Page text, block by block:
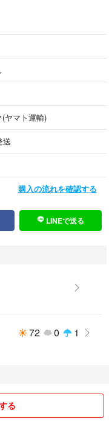
in 日本武道館
のスレ傷等ございますが、
スク、ブックレット等、写
ダンボール箱に入れて丁寧
がる配送）」を利用しま
ヤマト運輸)
送
購入の流れを確認する
LINEで送る
72 0 1
る